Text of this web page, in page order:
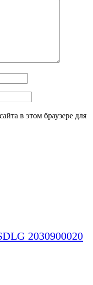
в этом браузере для
2030900020